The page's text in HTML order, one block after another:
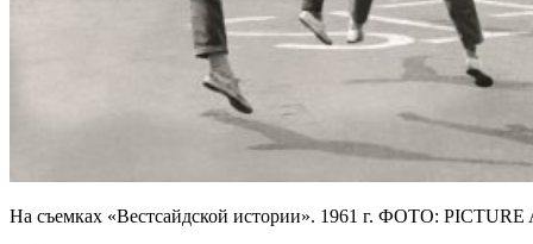
На съемках «Вестсайдской истории». 1961 г. ФОТО: